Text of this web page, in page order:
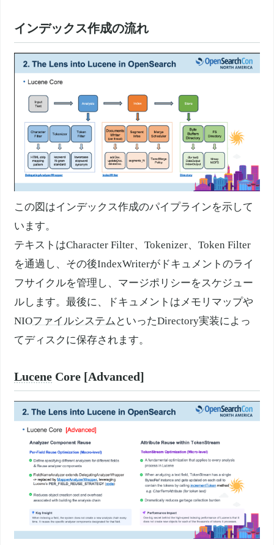
インデックス作成の流れ
この図はインデックス作成のパイプラインを示して
います。
テキストはCharacter Filter、Tokenizer、Token Filter
を通過し、その後IndexWriterがドキュメントのライ
フサイクルを管理し、マージポリシーをスケジュー
ルします。最後に、ドキュメントはメモリマップや
NIOファイルシステム といったDirectory実装によっ
てディスクに保存されます。
Lucene Core [Advanced]